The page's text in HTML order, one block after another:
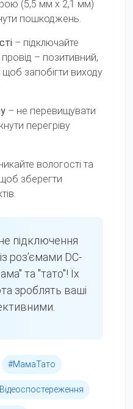
(5,5 мм x 2,1 мм)
пошкоджень.
– підключайте
– позитивний,
запобігти виходу
– не перевищувати
перегріву
вологості та
зберегти
підключення
роз’ємами DC-
та "тато"! Їх
зроблять ваші
#МамаТато